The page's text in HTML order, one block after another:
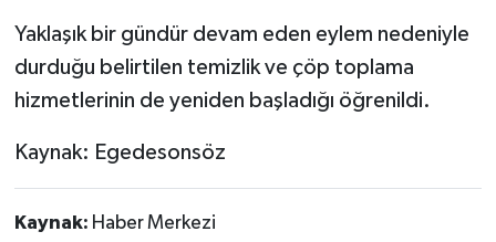
Yaklaşık bir gündür devam eden eylem nedeniyle
durduğu belirtilen temizlik ve çöp toplama
hizmetlerinin de yeniden başladığı öğrenildi.
Kaynak: Egedesonsöz
Kaynak: Haber Merkezi